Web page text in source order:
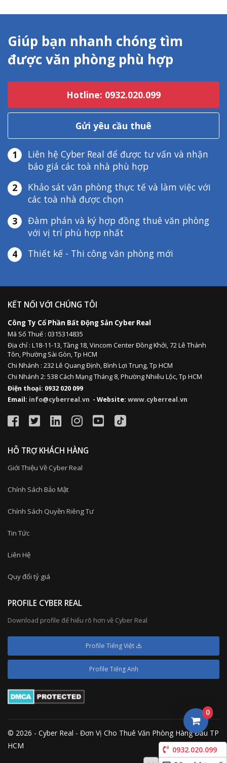
Giúp bạn nhanh chóng tìm
được văn phòng phù hợp
Hotline: 0932.020.099
Gửi yêu cầu thuê
1
Liên hệ Cyber Real để được tư vấn và nhận
báo giá các toà nhà phù hợp
2
Khảo sát văn phòng thực tế và làm việc với
các toà nhà được chọn
3
Đàm phán và ký hợp đồng thuê văn phòng
với vị trí phù hợp nhất
4
Thiết kế - Thi công văn phòng mới
KẾT NỐI VỚI CHÚNG TÔI
Công Ty Cổ Phần Bất Động Sản Cyber Real
Mã Số Thuế : 0315314835
Địa chỉ : L18-11-13,Tầng 18, Vincom Center Đồng Khởi, 72 Lê Thánh
Tôn, Phường Sài Gòn, Tp HCM
Chi Nhánh : 232 Lê Quang Định,Bình Lợi Trung,Tp HCM
Chi Nhánh 2: 538 Cách Mạng Tháng 8, Phường Nhiêu Lộc, Tp HCM
Điện thoại: 0932 020 099
Email: info@cyberreal.vn - Website: www.cyberreal.vn
HỖ TRỢ KHÁCH HÀNG
Giới Thiệu Về Cyber Real
Chính Sách Bảo Mật
Chính Sách Quyền Riêng Tư
Tin Tức
Liên Hệ
Quy đổi tỷ giá
PROFILE CYBER REAL
Download profile để hiểu rõ hơn về Cyber Real
Profile Tiếng Việt
Profile Tiếng Anh
© 2026 - Cyber Real - Đơn Vị Cho Thuê Văn Phòng Hàng Đầu TP
HCM
0
0932.020.099